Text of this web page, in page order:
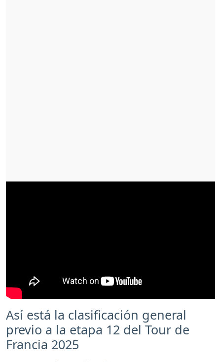
Así está la clasificación general
previo a la etapa 12 del Tour de
Francia 2025